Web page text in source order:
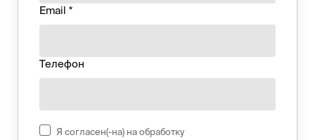
Email *
Телефон
Я согласен(-на) на обработку